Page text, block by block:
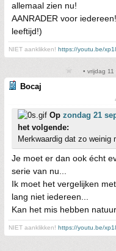
allemaal zien nu!
AANRADER voor
leeftijd!)
NIET aanklikken! https://youtu.be/
• vrijdag
Bocaj
Op zondag 21
het volgende:
Merkwaardig dat zo weinig
Je moet er dan ook écht
serie van nu...
Ik moet het vergelijken
lang niet iedereen...
Kan het mis hebben
NIET aanklikken! https://youtu.be/